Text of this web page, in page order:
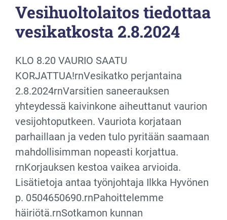
Vesihuoltolaitos tiedottaa
vesikatkosta 2.8.2024
KLO 8.20 VAURIO SAATU
KORJATTUA!rnVesikatko perjantaina
2.8.2024rnVarsitien saneerauksen
yhteydessä kaivinkone aiheuttanut vaurion
vesijohtoputkeen. Vauriota korjataan
parhaillaan ja veden tulo pyritään saamaan
mahdollisimman nopeasti korjattua.
rnKorjauksen kestoa vaikea arvioida.
Lisätietoja antaa työnjohtaja Ilkka Hyvönen
p. 0504650690.rnPahoittelemme
häiriötä.rnSotkamon kunnan